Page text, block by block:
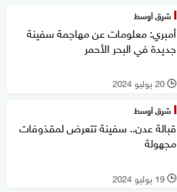
شرق أوسط
أمبري: معلومات عن مهاجمة سفينة
جديدة في البحر الأحمر
l 20 يوليو 2024
شرق أوسط
قبالة عدن.. سفينة تتعرض لمقذوفات
مجهولة
l 19 يوليو 2024